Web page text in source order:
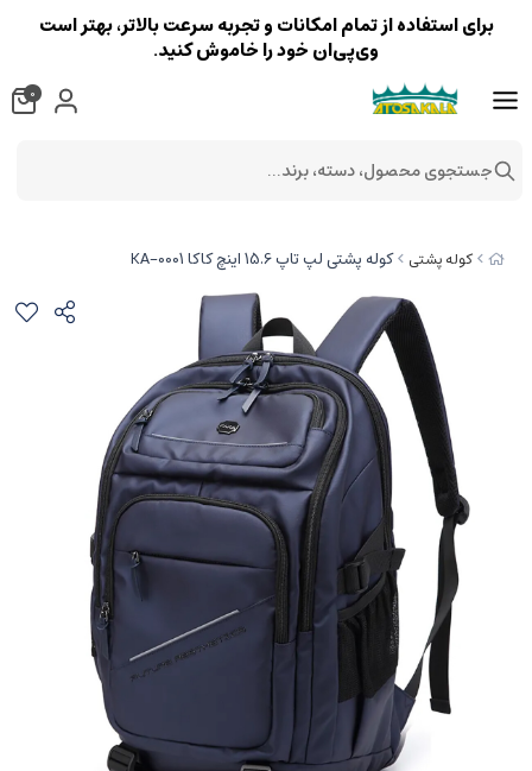
کوله پشتی کوله پشتی لپ تاپ 15.6 اینچ کاکا KA-0001
برای استفاده از تمام امکانات و تجربه سرعت بالاتر، بهتر است
وی‌پی‌ان خود را خاموش کنید.
0
جستجوی محصول، دسته، برند...